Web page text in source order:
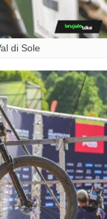
di Sole